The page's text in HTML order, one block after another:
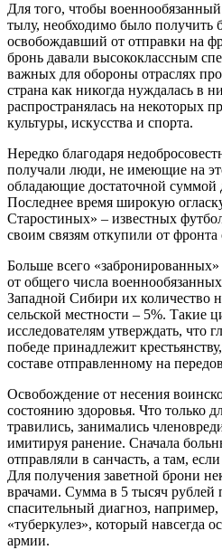
Для того, чтобы
тылу, необходимо было получить
освобождавший от отправки на
бронь давали высококлассным
важных для обороны отраслях
страна как никогда нуждалась в
распространялась на некоторых
культуры, искусства и спорта.
Нередко благодаря
получали люди, не имеющие на
обладающие достаточной
Последнее время широкую
Старостиных» – известных
своим связям откупили от фронта
Больше всего
от общего числа
Западной Сибири их количество
сельской местности – 5%. Такие
исследователям утверждать, что
победе принадлежит
составе отправленному на
Освобождение от несения
состоянию здоровья. Что только
травились, занимались
имитируя ранение. Сначала
отправляли в санчасть, а там,
Для получения заветной брони
врачами. Сумма в 5 тысяч рублей
спасительный диагноз,
«туберкулез», который навсегда
армии.